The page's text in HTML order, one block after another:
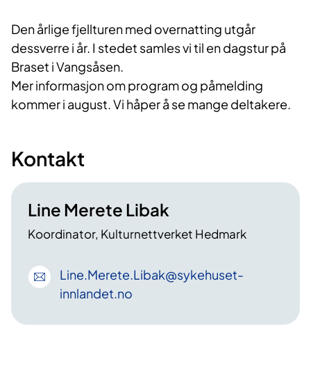
Den årlige fjellturen med overnatting utgår
dessverre i år. I stedet samles vi til en dagstur på
Braset i Vangsåsen.
Mer informasjon om program og påmelding
kommer i august. Vi håper å se mange deltakere.
Kontakt
Line Merete Libak
Koordinator, Kulturnettverket Hedmark
Line.Merete.Libak@sykehuset-
innlandet.no